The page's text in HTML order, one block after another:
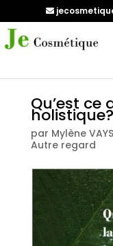
Qu’est ce
holistique?
par Mylène
Autre regard